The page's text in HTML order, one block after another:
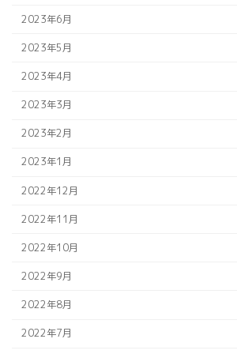
2023年6月
2023年5月
2023年4月
2023年3月
2023年2月
2023年1月
2022年12月
2022年11月
2022年10月
2022年9月
2022年8月
2022年7月